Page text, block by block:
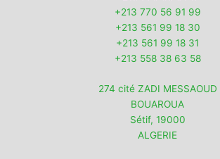
+213 770 56 91 99
+213 561 99 18 30
+213 561 99 18 31
+213 558 38 63 58
274 cité ZADI MESSAOUD
BOUAROUA
Sétif, 19000
ALGERIE